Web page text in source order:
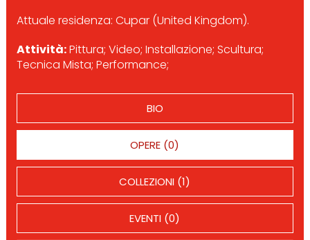
Attuale residenza: Cupar (United Kingdom).
Attività:Pittura; Video; Installazione; Scultura;
Tecnica Mista; Performance;
BIO
OPERE (0)
COLLEZIONI (1)
EVENTI (0)